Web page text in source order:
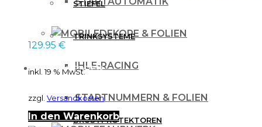
DEKORE & FOLIEN
IHLE-RACING
STARTNUMMERN & FOLIEN
STIEFEL
TRINKSYSTEME
PROTEKTOREN
BRUSTPROTEKTOREN
129.95 €
inkl. 19 % MwSt.
zzgl. Versandkosten
In den Warenkorb